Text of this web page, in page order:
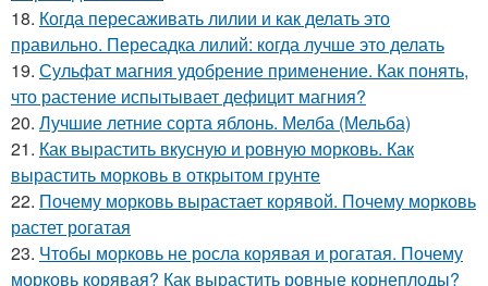
18. Когда пересаживать лилии и как делать это
правильно. Пересадка лилий: когда лучше это делать
19. Сульфат магния удобрение применение. Как понять,
что растение испытывает дефицит магния?
20. Лучшие летние сорта яблонь. Мелба (Мельба)
21. Как вырастить вкусную и ровную морковь. Как
вырастить морковь в открытом грунте
22. Почему морковь вырастает корявой. Почему морковь
растет рогатая
23. Чтобы морковь не росла корявая и рогатая. Почему
морковь корявая? Как вырастить ровные корнеплоды?